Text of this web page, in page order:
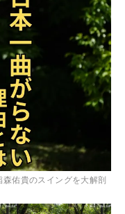
佑貴のスイングを大解剖